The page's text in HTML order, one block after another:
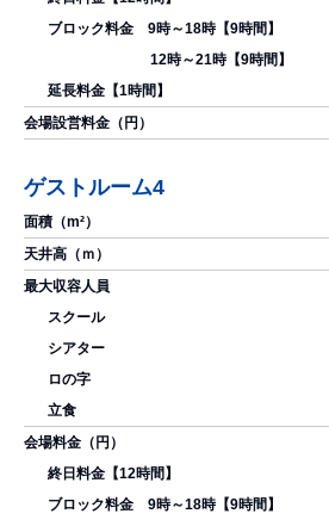
ゲストルーム4